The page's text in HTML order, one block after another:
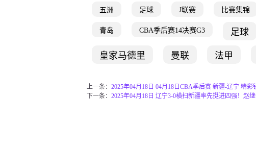
五洲 足球 J联赛 比赛集锦
青岛 CBA季后赛14决赛G3 足球
皇家马德里 曼联 法甲
上一条： 2025年04月18日 04月18日CBA季后赛 新疆-辽宁 精彩
下一条： 2025年04月18日 辽宁3-0横扫新疆率先挺进四强！赵